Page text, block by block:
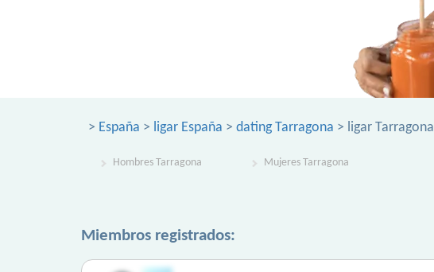
> España > ligar España > dating Tarragona > ligar Tarragona
Hombres Tarragona Mujeres Tarragona
Miembros registrados: